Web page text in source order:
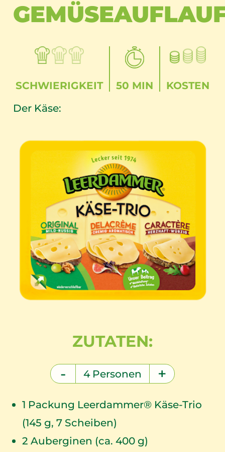
SCHWIERIGKEIT 50 MIN
KOSTEN
Der Käse:
ZUTATEN:
- 4 Personen +
1 Packung Leerdammer® Käse-Trio
(145 g, 7 Scheiben)
2 Auberginen (ca. 400 g)